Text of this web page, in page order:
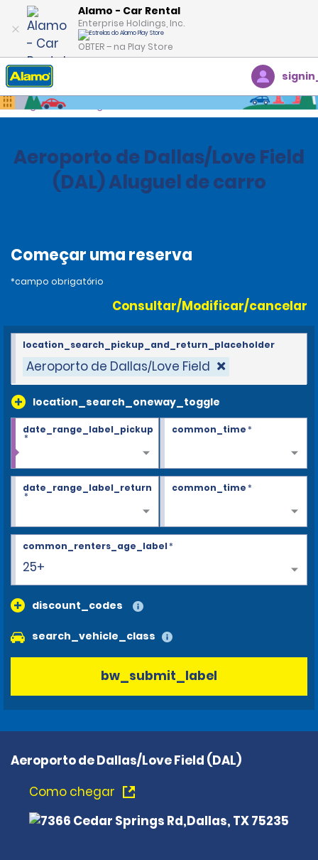
Alamo - Car Rental
Enterprise Holdings, Inc.
OBTER – na Play Store
Página inicial Texas
Aeroporto de Dallas/Love Field
(DAL) Aluguel de carro
Começar uma reserva
*campo obrigatório
Consultar/Modificar/cancelar
Aeroporto de Dallas/Love Field
location_search_oneway_toggle
location_search_pickup_and_return_placeholder
date_range_label_pickup
*
common_time*
date_range_label_return
*
common_time*
25+
common_renters_age_label*
discount_codes
search_vehicle_class
bw_submit_label
Aeroporto de Dallas/Love Field (DAL)
Como chegar